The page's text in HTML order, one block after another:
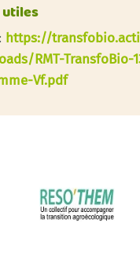
https://
RMT-TransfoBio-
Vf.pdf